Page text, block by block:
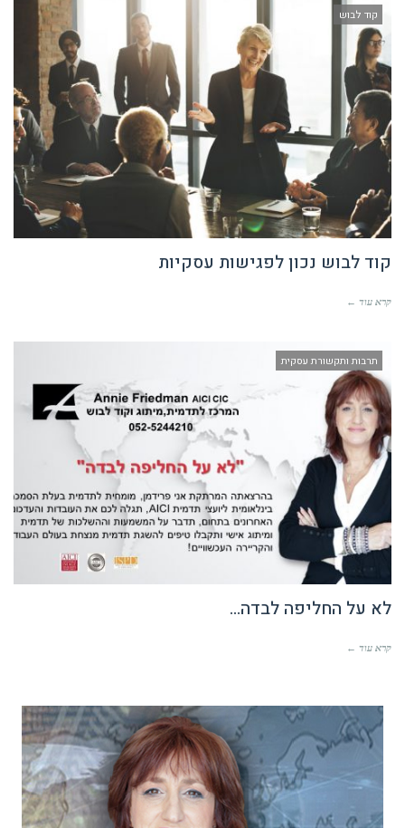
קוד לבוש
קוד לבוש נכון לפגישות עסקיות
קרא עוד ←
תרבות ותקשורת עסקית
לא על החליפה לבדה…
קרא עוד ←